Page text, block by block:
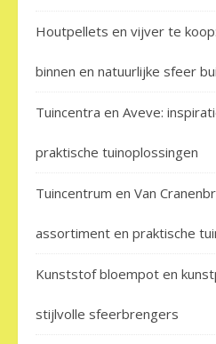
Houtpellets en vijver te
binnen en natuurlijke sfeer
Tuincentra en Aveve:
praktische tuinoplossingen
Tuincentrum en Van
assortiment en praktische
Kunststof bloempot en
stijlvolle sfeerbrengers